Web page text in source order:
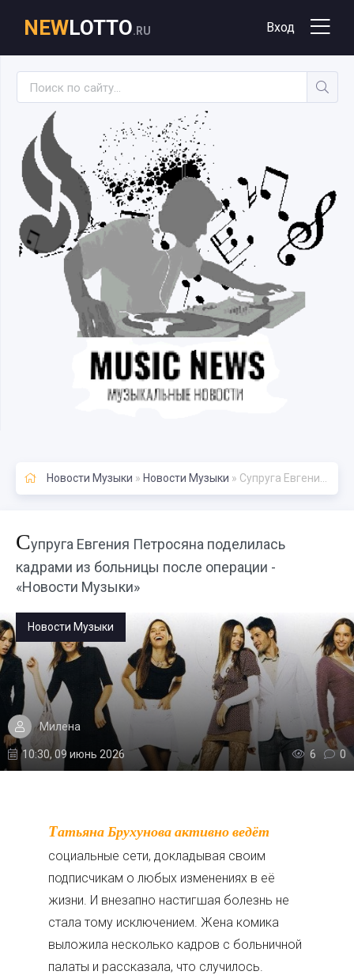
NEWLOTTO.RU Вход
Новости Музыки » Новости Музыки » Супруга Евгения Петросяна поделилась кадрами из больницы после операции - «Новости Музыки»
Супруга Евгения Петросяна поделилась
кадрами из больницы после операции -
«Новости Музыки»
Новости Музыки
Милена
10:30, 09 июнь 2026 6 0
Татьяна Брухунова активно ведёт
социальные сети, докладывая своим
подписчикам о любых изменениях в её
жизни. И внезапно настигшая болезнь не
стала тому исключением. Жена комика
выложила несколько кадров с больничной
палаты и рассказала, что случилось.